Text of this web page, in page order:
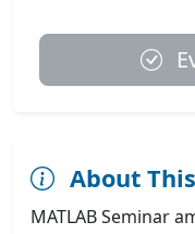
About
MATLAB Seminar